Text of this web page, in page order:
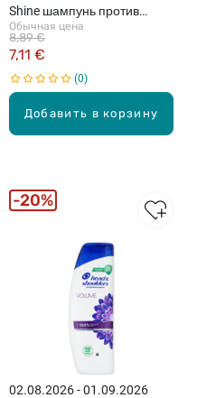
Добавить в корзину
Shine шампунь против
перхоти, 400мл
Обычная цена
7,11 €
8,89 €
0
02.08.2026 - 01.09.2026
20%